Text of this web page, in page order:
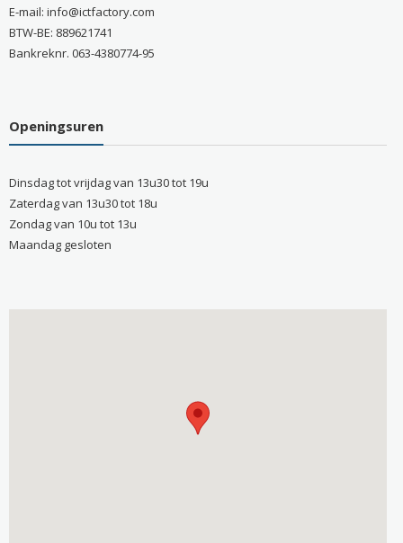
E-mail: info@ictfactory.com
BTW-BE: 889621741
Bankreknr. 063-4380774-95
Openingsuren
Dinsdag tot vrijdag van 13u30 tot 19u
Zaterdag van 13u30 tot 18u
Zondag van 10u tot 13u
Maandag gesloten